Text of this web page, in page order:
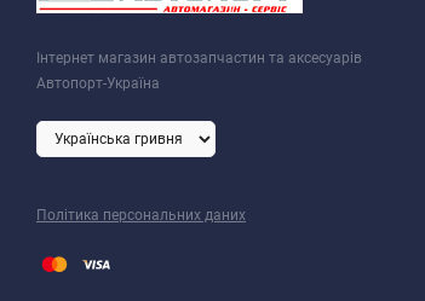
Інтернет магазин автозапчастин та аксесуарів
Автопорт-Україна
Політика персональних даних